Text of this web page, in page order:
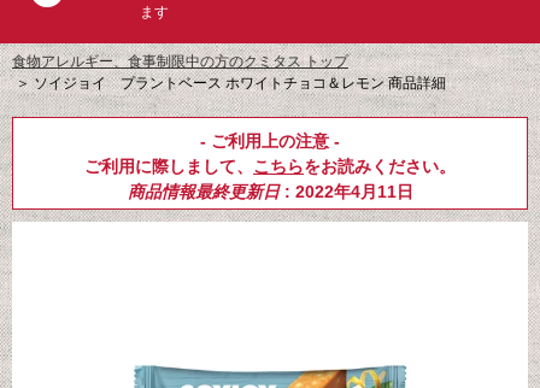
ます
食物アレルギー、食事制限中の方のクミタス トップ
＞ソイジョイ プラントベース ホワイトチョコ＆レモン 商品詳細
- ご利用上の注意 -
ご利用に際しまして、 こちらをお読みください。
商品情報最終更新日: 2022年4月11日